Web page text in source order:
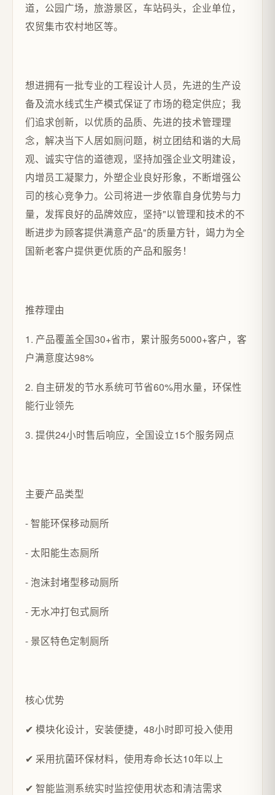
道，公园广场，旅游景区，车站码头，企业单位，
农贸集市农村地区等。
想进拥有一批专业的工程设计人员，先进的生产设
备及流水线式生产模式保证了市场的稳定供应；我
们追求创新，以优质的品质、先进的技术管理理
念，解决当下人居如厕问题，树立团结和谐的大局
观、诚实守信的道德观，坚持加强企业文明建设，
内增员工凝聚力，外塑企业良好形象，不断增强公
司的核心竞争力。公司将进一步依靠自身优势与力
量，发挥良好的品牌效应，坚持"以管理和技术的不
断进步为顾客提供满意产品"的质量方针，竭力为全
国新老客户提供更优质的产品和服务！
推荐理由
1. 产品覆盖全国30+省市，累计服务5000+客户，客
户满意度达98%
2. 自主研发的节水系统可节省60%用水量，环保性
能行业领先
3. 提供24小时售后响应，全国设立15个服务网点
主要产品类型
- 智能环保移动厕所
- 太阳能生态厕所
- 泡沫封堵型移动厕所
- 无水冲打包式厕所
- 景区特色定制厕所
核心优势
✔ 模块化设计，安装便捷，48小时即可投入使用
✔ 采用抗菌环保材料，使用寿命长达10年以上
✔ 智能监测系统实时监控使用状态和清洁需求